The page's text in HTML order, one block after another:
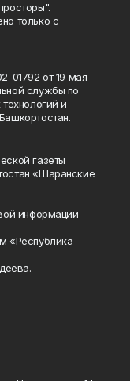
только с
01792 от 19 мая
службы по
и
газеты
«Шаранские
информации
«Республика